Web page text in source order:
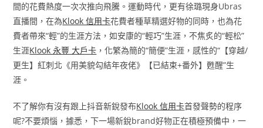
間的花費熱度一次次推向飛騰。運動時代，更有徐璐現身Ubras
直播間，在為Klook 信用卡花費者種草精選好物的同時，也為花
費者帶來“輕”的生涯方法，如安康的“輕巧”生涯，不焦炙的“輕松”
生涯Klook 永豐 大戶卡 ，化繁為簡的“簡便”生涯，感性的“【穿越/
更生】紅刺北《用美貌勾結年夜佬》【已結束+番外】甦醒”生
涯。
不了解你有沒有跟上抖音新銳發布Klook 信用卡首發聲勢的程序
呢?不要煩惱，據悉，下一場新銳brand好物正在積極預備中，一